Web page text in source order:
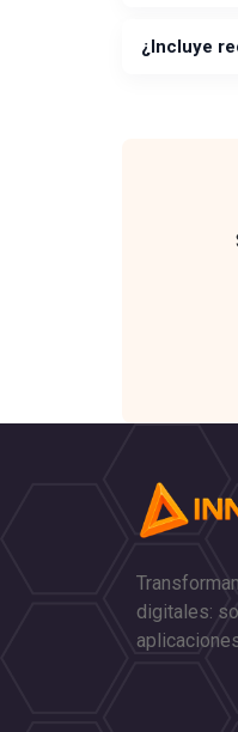
¿Incluye
digitales: